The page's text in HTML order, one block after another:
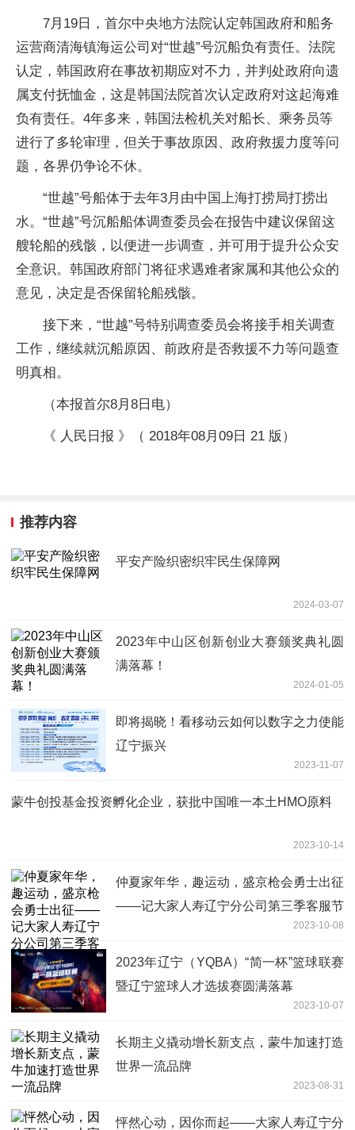
7月19日，首尔中央地方法院认定韩国政府和船务
运营商清海镇海运公司对“世越”号沉船负有责任。法院
认定，韩国政府在事故初期应对不力，并判处政府向遗
属支付抚恤金，这是韩国法院首次认定政府对这起海难
负有责任。4年多来，韩国法检机关对船长、乘务员等
进行了多轮审理，但关于事故原因、政府救援力度等问
题，各界仍争论不休。
“世越”号船体于去年3月由中国上海打捞局打捞出
水。“世越”号沉船船体调查委员会在报告中建议保留这
艘轮船的残骸，以便进一步调查，并可用于提升公众安
全意识。韩国政府部门将征求遇难者家属和其他公众的
意见，决定是否保留轮船残骸。
接下来，“世越”号特别调查委员会将接手相关调查
工作，继续就沉船原因、前政府是否救援不力等问题查
明真相。
（本报首尔8月8日电）
《 人民日报 》（ 2018年08月09日 21 版）
推荐内容
平安产险织密织牢民生保障网
2024-03-07
2023年中山区创新创业大赛颁奖典礼圆
满落幕！
2024-01-05
即将揭晓！看移动云如何以数字之力使能
辽宁振兴
2023-11-07
蒙牛创投基金投资孵化企业，获批中国唯一本土HMO原料
2023-10-14
仲夏家年华，趣运动，盛京枪会勇士出征
——记大家人寿辽宁分公司第三季客服节
2023-10-08
2023年辽宁（YQBA）“简一杯”篮球联赛
暨辽宁篮球人才选拔赛圆满落幕
2023-10-07
长期主义撬动增长新支点，蒙牛加速打造
世界一流品牌
2023-08-31
怦然心动，因你而起——大家人寿辽宁分